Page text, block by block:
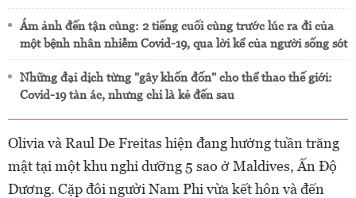
Ám ảnh đến tận cùng: 2 tiếng cuối cùng trước lúc ra đi của
một bệnh nhân nhiễm Covid-19, qua lời kể của người sống sót
Những đại dịch từng "gây khốn đốn" cho thể thao thế giới:
Covid-19 tàn ác, nhưng chỉ là kẻ đến sau
Olivia và Raul De Freitas hiện đang hưởng tuần trăng
mật tại một khu nghỉ dưỡng 5 sao ở Maldives, Ấn Độ
Dương. Cặp đôi người Nam Phi vừa kết hôn và đến